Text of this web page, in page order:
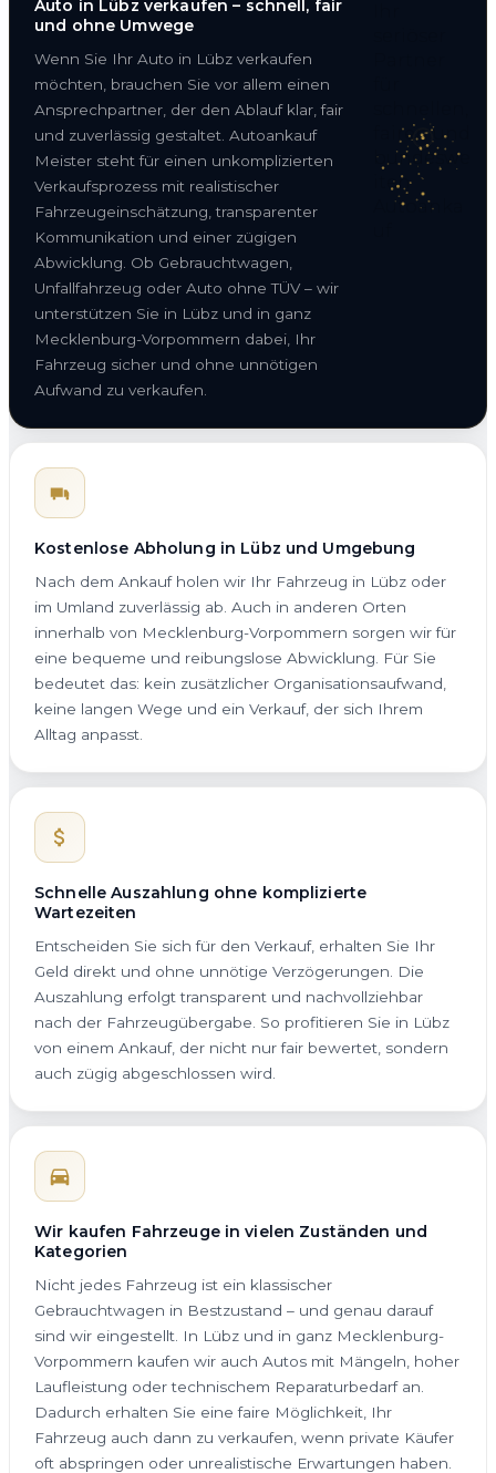
Auto in Lübz verkaufen – schnell, fair
und ohne Umwege
Wenn Sie Ihr Auto in Lübz verkaufen
möchten, brauchen Sie vor allem einen
Ansprechpartner, der den Ablauf klar, fair
und zuverlässig gestaltet. Autoankauf
Meister steht für einen unkomplizierten
Verkaufsprozess mit realistischer
Fahrzeugeinschätzung, transparenter
Kommunikation und einer zügigen
Abwicklung. Ob Gebrauchtwagen,
Unfallfahrzeug oder Auto ohne TÜV – wir
unterstützen Sie in Lübz und in ganz
Mecklenburg-Vorpommern dabei, Ihr
Fahrzeug sicher und ohne unnötigen
Aufwand zu verkaufen.
Kostenlose Abholung in Lübz und Umgebung
Nach dem Ankauf holen wir Ihr Fahrzeug in Lübz oder
im Umland zuverlässig ab. Auch in anderen Orten
innerhalb von Mecklenburg-Vorpommern sorgen wir für
eine bequeme und reibungslose Abwicklung. Für Sie
bedeutet das: kein zusätzlicher Organisationsaufwand,
keine langen Wege und ein Verkauf, der sich Ihrem
Alltag anpasst.
Schnelle Auszahlung ohne komplizierte
Wartezeiten
Entscheiden Sie sich für den Verkauf, erhalten Sie Ihr
Geld direkt und ohne unnötige Verzögerungen. Die
Auszahlung erfolgt transparent und nachvollziehbar
nach der Fahrzeugübergabe. So profitieren Sie in Lübz
von einem Ankauf, der nicht nur fair bewertet, sondern
auch zügig abgeschlossen wird.
Wir kaufen Fahrzeuge in vielen Zuständen und
Kategorien
Nicht jedes Fahrzeug ist ein klassischer
Gebrauchtwagen in Bestzustand – und genau darauf
sind wir eingestellt. In Lübz und in ganz Mecklenburg-
Vorpommern kaufen wir auch Autos mit Mängeln, hoher
Laufleistung oder technischem Reparaturbedarf an.
Dadurch erhalten Sie eine faire Möglichkeit, Ihr
Fahrzeug auch dann zu verkaufen, wenn private Käufer
oft abspringen oder unrealistische Erwartungen haben.